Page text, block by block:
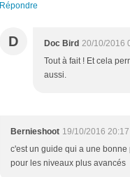
Répondre
D Doc Bird 20/10/2016
Tout à fait ! Et cela
aussi.
Bernieshoot 19/10/2016 20:17
c'est un guide qui a une
pour les niveaux plus avancés